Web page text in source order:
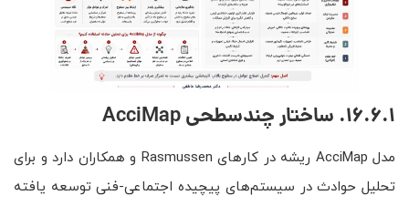
16.6.1. ساختار چندسطحی AcciMap
مدل AcciMap ریشه در کارهای Rasmussen و همکاران دارد و برای
تحلیل حوادث در سیستم‌های پیچیده اجتماعی-فنی توسعه یافته